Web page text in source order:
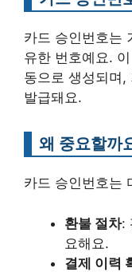
카드 승인번호는
유한 번호예요.
동으로 생성되며,
발급돼요.
왜 중요할까
카드 승인번호는
환불 절차:
요해요.
결제 이력